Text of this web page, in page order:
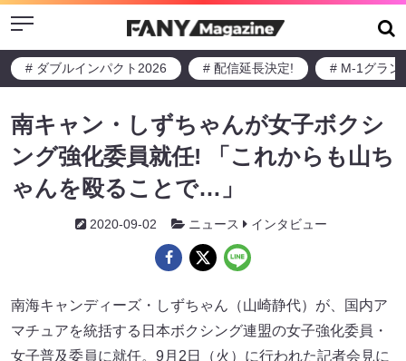
Menu
# ダブルインパクト2026 # 配信延長決定! # M-1グラン
南キャン・しずちゃんが女子ボクシ
ング強化委員就任! 「これからも山ち
ゃんを殴ることで…」
2020-09-02 ニュース インタビュー
南海キャンディーズ・しずちゃん（山崎静代）が、国内ア
マチュアを統括する日本ボクシング連盟の女子強化委員・
女子普及委員に就任。9月2日（火）に行われた記者会見に